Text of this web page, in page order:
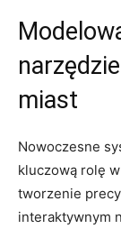
miast
Nowoczesne
kluczową rolę
tworzenie
interaktywnym